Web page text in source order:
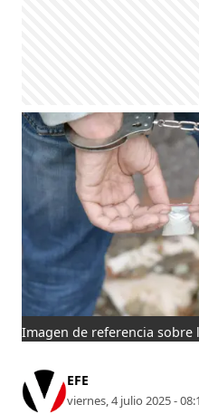
Imagen de referencia
EFE
viernes, 4 julio 2025 -